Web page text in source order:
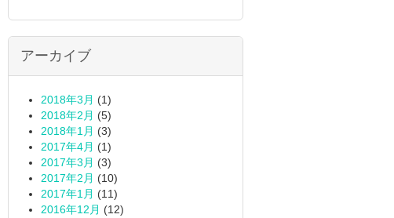
アーカイブ
2018年3月 (1)
2018年2月 (5)
2018年1月 (3)
2017年4月 (1)
2017年3月 (3)
2017年2月 (10)
2017年1月 (11)
2016年12月 (12)